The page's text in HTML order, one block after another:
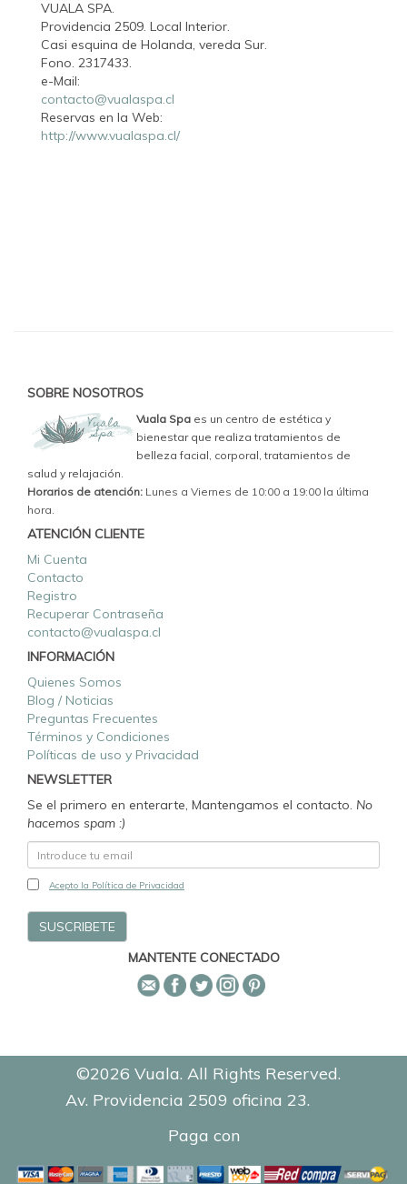
VUALA SPA.
Providencia 2509. Local Interior.
Casi esquina de Holanda, vereda Sur.
Fono. 2317433.
e-Mail:
contacto@vualaspa.cl
Reservas en la Web:
http://www.vualaspa.cl/
SOBRE NOSOTROS
Vuala Spa es un centro de estética y
bienestar que realiza tratamientos de
belleza facial, corporal, tratamientos de
salud y relajación.
Horarios de atención: Lunes a Viernes de 10:00 a 19:00 la última
hora.
ATENCIÓN CLIENTE
Mi Cuenta
Contacto
Registro
Recuperar Contraseña
contacto@vualaspa.cl
INFORMACIÓN
Quienes Somos
Blog / Noticias
Preguntas Frecuentes
Términos y Condiciones
Políticas de uso y Privacidad
NEWSLETTER
Se el primero en enterarte, Mantengamos el contacto. No
hacemos spam :)
Acepto la Política de Privacidad
MANTENTE CONECTADO
©2026 Vuala. All Rights Reserved.
Av. Providencia 2509 oficina 23.
Paga con